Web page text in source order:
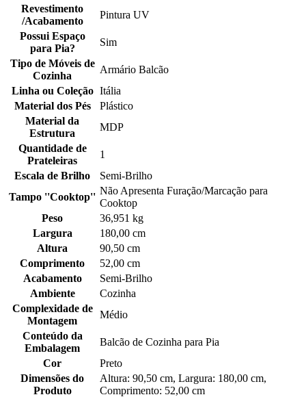
Revestimento
/Acabamento
Pintura UV
Possui Espaço
para Pia?
Sim
Tipo de Móveis de
Cozinha
Armário Balcão
Linha ou Coleção Itália
Material dos Pés
Plástico
Material da
Estrutura
MDP
Quantidade de
Prateleiras
1
Escala de Brilho
Semi-Brilho
Tampo ''Cooktop''
Não Apresenta Furação/Marcação para
Cooktop
Peso
36,951 kg
Largura
180,00 cm
Altura
90,50 cm
Comprimento
52,00 cm
Acabamento
Semi-Brilho
Ambiente
Cozinha
Complexidade de
Montagem
Médio
Conteúdo da
Embalagem
Balcão de Cozinha para Pia
Cor
Preto
Dimensões do
Produto
Altura: 90,50 cm, Largura: 180,00 cm,
Comprimento: 52,00 cm